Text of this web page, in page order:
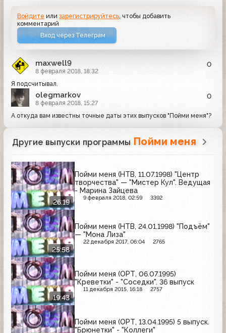
Войдите илизарегистрируйтесь , чтобы добавить
комментарий
Вход через Телеграм
maxwell9
8 февраля 2018, 18:32
0
Я подсчитывал.
olegmarkov
8 февраля 2018, 15:27
0
А откуда вам известны точные даты этих выпусков "Пойми меня"?
Другие выпуски программы Пойми меня
26:19
Пойми меня (НТВ, 11.07.1998) "Центр
творчества" — "Мистер Кул". Ведущая
- Марина Зайцева
9 февраля 2018, 02:59 3392
25:58
Пойми меня (НТВ, 24.01.1998) "Подъём"
— "Мона Лиза"
22 декабря 2017, 06:04 2765
19:43
Пойми меня (ОРТ, 06.07.1995)
"Креветки" - "Соседки". 36 выпуск
11 декабря 2015, 16:18 2757
Пойми меня (ОРТ, 13.04.1995) 5 выпуск.
"Брюнетки" - "Коллеги"